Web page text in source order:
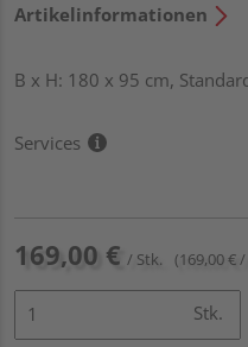
Artikelinformationen
B x H: 180 x 95 cm,
Services
169,00 € / Stk. (169,00 €
Stk.